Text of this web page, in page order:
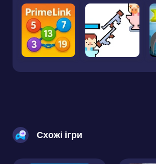
Схожі ігри